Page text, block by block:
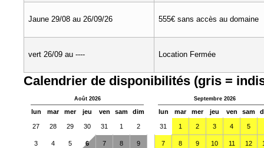
Jaune 29/08 au 26/09/26 555€ sans accès au domaine
vert 26/09 au ---- Location Fermée
Calendrier de disponibilités (gris =
Août 2026
lun mar mer jeu ven sam dim
27 28 29 30 31 1 2
3 4 5 6 7 8 9
Septembre 2026
lun mar mer jeu ven sam
31 1 2 3 4 5
7 8 9 10 11 12